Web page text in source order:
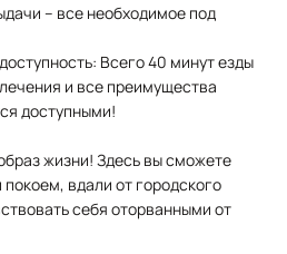
– все необходимое под
Всего 40 минут езды
и все преимущества
доступными!
жизни! Здесь вы сможете
вдали от городского
себя оторванными от